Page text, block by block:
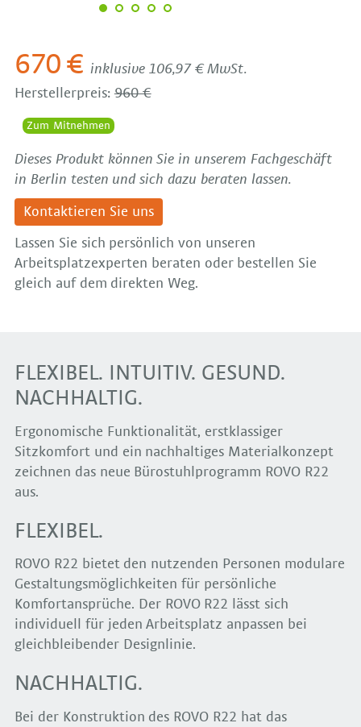
670 € inklusive 106,97 € MwSt.
Herstellerpreis:960 €
Zum Mitnehmen
Dieses Produkt können Sie in unserem Fachgeschäft
in Berlin testen und sich dazu beraten lassen.
Kontaktieren Sie uns
Lassen Sie sich persönlich von unseren
Arbeitsplatzexperten beraten oder bestellen Sie
gleich auf dem direkten Weg.
FLEXIBEL. INTUITIV. GESUND.
NACHHALTIG.
Ergonomische Funktionalität, erstklassiger
Sitzkomfort und ein nachhaltiges Materialkonzept
zeichnen das neue Bürostuhlprogramm ROVO R22
aus.
FLEXIBEL.
ROVO R22 bietet den nutzenden Personen modulare
Gestaltungsmöglichkeiten für persönliche
Komfortansprüche. Der ROVO R22 lässt sich
individuell für jeden Arbeitsplatz anpassen bei
gleichbleibender Designlinie.
NACHHALTIG.
Bei der Konstruktion des ROVO R22 hat das